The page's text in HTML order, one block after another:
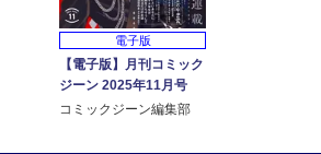
電子版
【電子版】月刊コミック
ジーン 2025年11月号
コミックジーン編集部